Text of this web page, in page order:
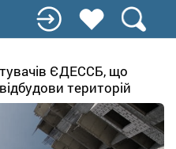
ЄДЕССБ, що
територій